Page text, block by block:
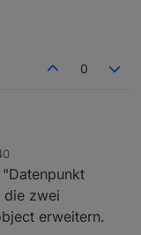
0
mit allen wichtigen
SmartName
nur einen
die zwei
erweitern.